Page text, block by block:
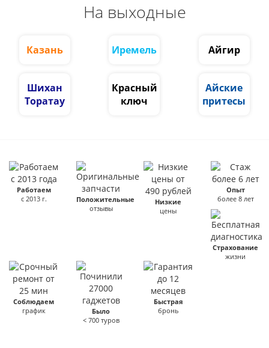
На выходные
Казань Иремель Айгир
Шихан
Торатау
Красный
ключ
Айские
притесы
Работаем
с 2013 г.
Положительные
отзывы
Низкие
цены
Опыт
более 8 лет
Страхование
жизни
Соблюдаем
график
Было
< 700 туров
Быстрая
бронь